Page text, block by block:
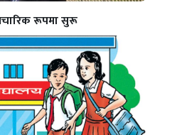
रूपमा सुरू